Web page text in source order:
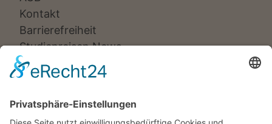
Kontakt
Barrierefreiheit
Studienreisen News
Veranstalter:
Ameropa Reisen
Bavaria Fernreisen